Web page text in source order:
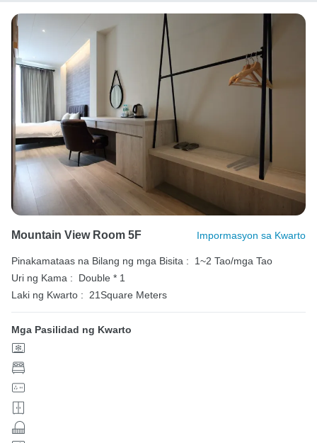
Mountain View Room 5F Impormasyon sa Kwarto
Pinakamataas na Bilang ng mga Bisita :
1~2 Tao/mga Tao
Uri ng Kama :
Double * 1
Laki ng Kwarto :
21Square Meters
Mga Pasilidad ng Kwarto